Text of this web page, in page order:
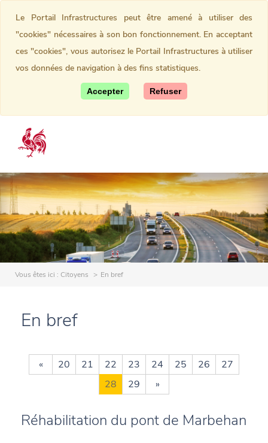
Vous êtes ici : Citoyens En bref
En bref
« 20 21 22 23 24 25 26
27
28
29 »
Réhabilitation du pont de Marbehan
Le Portail Infrastructures peut être amené à utiliser des
"cookies" nécessaires à son bon fonctionnement. En acceptant
ces "cookies", vous autorisez le Portail Infrastructures à utiliser
vos données de navigation à des fins statistiques.
Accepter Refuser